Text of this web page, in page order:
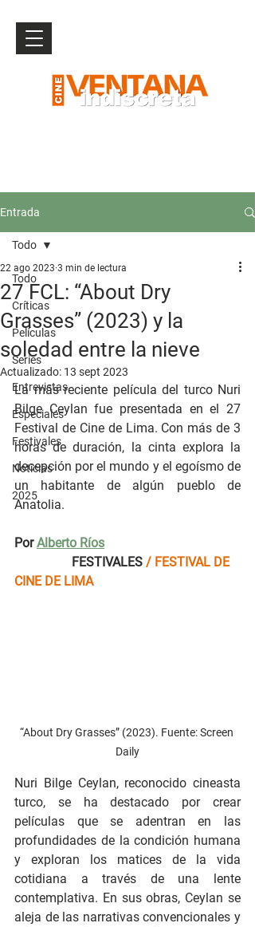
Entrada
Todo
Críticas
Películas
Series
Entrevistas
Especiales
Festivales
Noticias
2025
Todo
27 FCL: “About Dry
Grasses” (2023) y la
soledad entre la nieve
22 ago 2023 3 min de lectura
Actualizado: 13 sept 2023
La más reciente película del turco Nuri
Bilge Ceylan fue presentada en el 27
Festival de Cine de Lima. Con más de 3
horas de duración, la cinta explora la
decepción por el mundo y el egoísmo de
un habitante de algún pueblo de
Anatolia.
Por Alberto Ríos
                  FESTIVALES
/ FESTIVAL DE
CINE DE LIMA
“About Dry Grasses” (2023). Fuente: Screen
Daily
Nuri Bilge Ceylan, reconocido cineasta
turco, se ha destacado por crear
películas que se adentran en las
profundidades de la condición humana
y exploran los matices de la vida
cotidiana a través de una lente
contemplativa. En sus obras, Ceylan se
aleja de las narrativas convencionales y